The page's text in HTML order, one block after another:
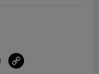
T